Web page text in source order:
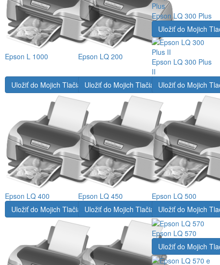
Epson L 1000 Epson LQ 200
Epson LQ 300 Plus
Uložiť do Mojich
Epson LQ 300 Plus
II
Uložiť do Mojich Tlačiarní
Epson LQ 400
Uložiť do Mojich Tlačiarní
Epson LQ 450
Uložiť do Mojich
Epson LQ 500
Uložiť do Mojich TlačiarníUložiť do Mojich TlačiarníUložiť do Mojich
Epson LQ 570
Uložiť do Mojich